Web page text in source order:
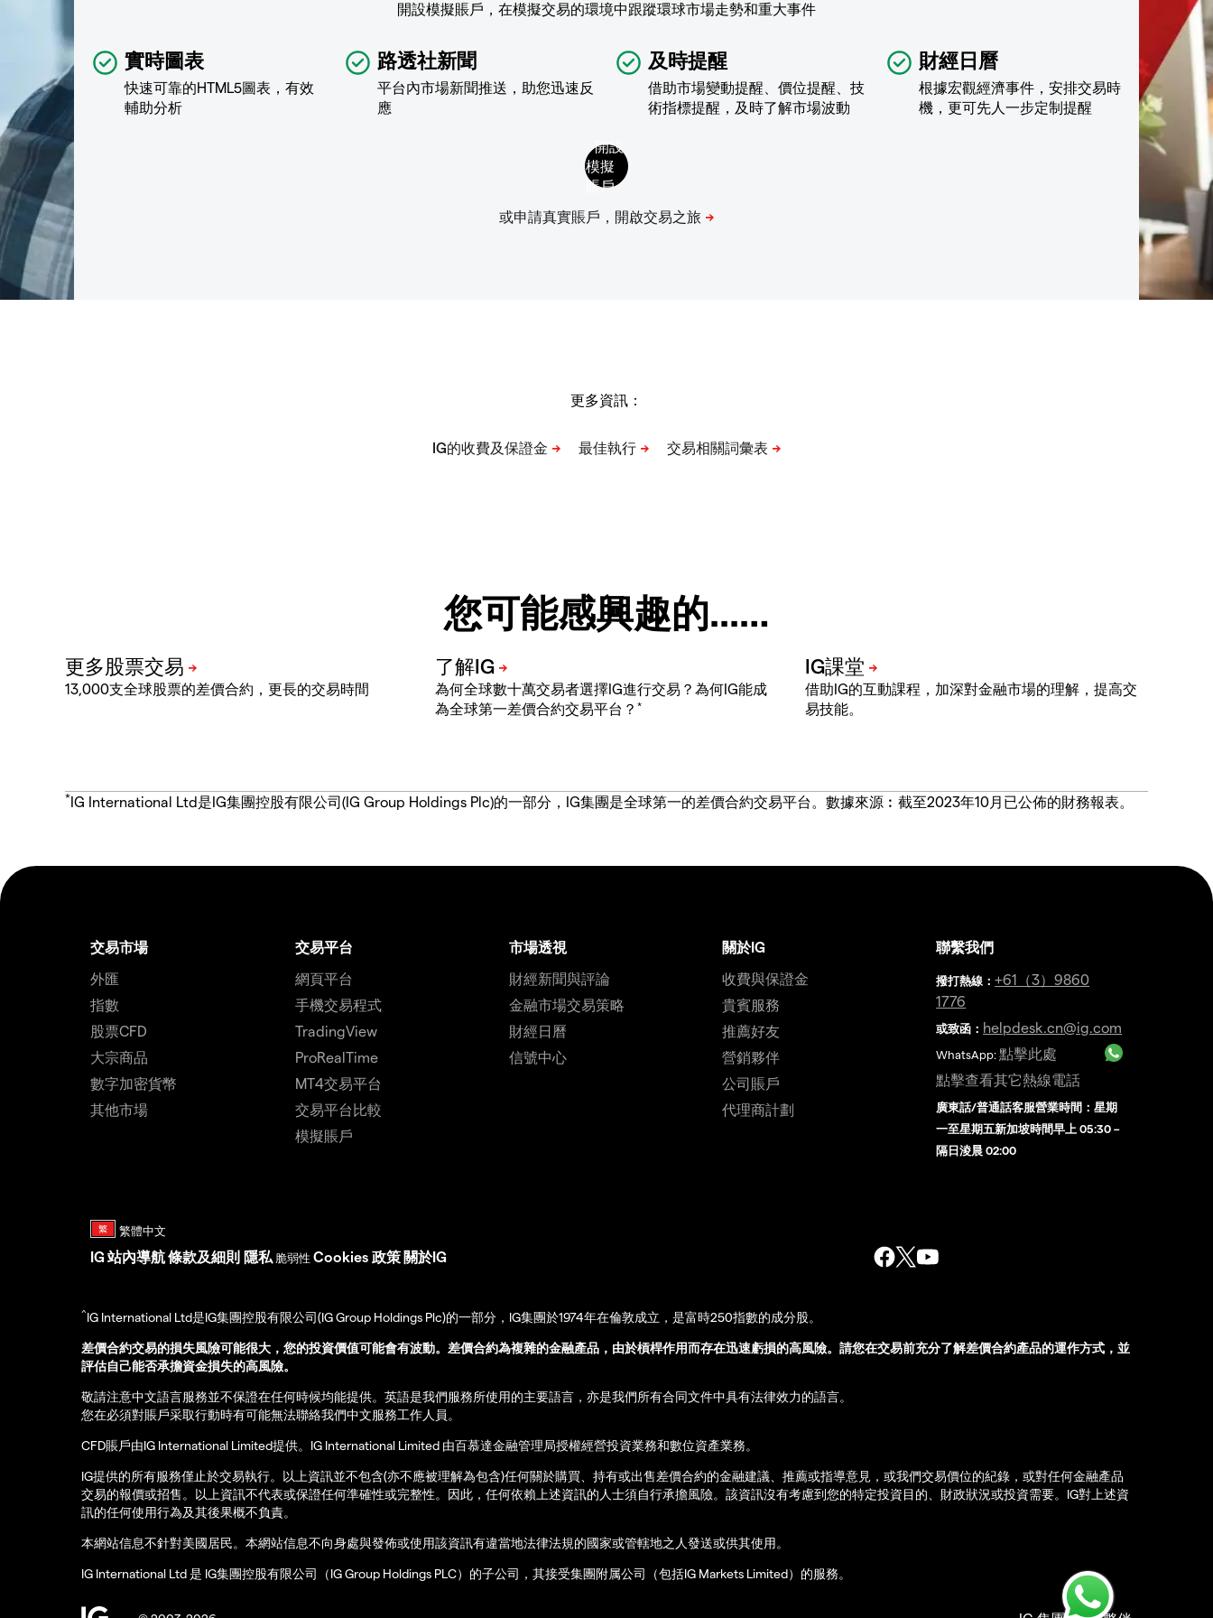
開設模擬賬戶，在模擬交易的環境中跟蹤環球市場走勢和重大事件
實時圖表
快速可靠的HTML5圖表，有效
輔助分析
路透社新聞
平台內市場新聞推送，助您迅速反
應
及時提醒
借助市場變動提醒、價位提醒、技
術指標提醒，及時了解市場波動
財經日曆
根據宏觀經濟事件，安排交易時
機，更可先人一步定制提醒
更多資訊：
您可能感興趣的...…
13,000支全球股票的差價合約，更長的交易時間
為何全球數十萬交易者選擇IG進行交易？為何IG能成
為全球第一差價合約交易平台？ *
借助IG的互動課程，加深對金融市場的理解，提高交
易技能。
*IG International Ltd是IG集團控股有限公司(IG Group Holdings Plc)的一部分，IG集團是全球第一的差價合約交易平台。數據來源︰截至2023年10月已公佈的財務報表。
交易市場
外匯
指數
股票CFD
大宗商品
數字加密貨幣
其他市場
交易平台
網頁平台
手機交易程式
TradingView
ProRealTime
MT4交易平台
交易平台比較
模擬賬戶
市場透視
財經新聞與評論
金融市場交易策略
財經日曆
信號中心
關於IG
收費與保證金
貴賓服務
推薦好友
營銷夥伴
公司賬戶
代理商計劃
聯繫我們
撥打熱線 ：+61（3）9860
1776
或致函： helpdesk.cn@ig.com
WhatsApp:點擊此處
點擊查看其它熱線電話
廣東話/普通話客服營業時間：星期
一至星期五新加坡時間早上 05:30 –
隔日淩晨 02:00
IG 站內導航條款及細則 隱私 脆弱性 Cookies 政策 關於IG
^IG International Ltd是IG集團控股有限公司(IG Group Holdings Plc)的一部分，IG集團於1974年在倫敦成立，是富時250指數的成分股。
差價合約交易的損失風險可能很大，您的投資價值可能會有波動。差價合約為複雜的金融產品，由於槓桿作用而存在迅速虧損的高風險。請您在交易前充分了解差價合約產品的運作方式，並
評估自己能否承擔資金損失的高風險。
敬請注意中文語言服務並不保證在任何時候均能提供。英語是我們服務所使用的主要語言，亦是我們所有合同文件中具有法律效力的語言。
您在必須對賬戶采取行動時有可能無法聯絡我們中文服務工作人員。
CFD賬戶由IG International Limited提供。IG International Limited 由百慕達金融管理局授權經營投資業務和數位資產業務。
IG提供的所有服務僅止於交易執行。以上資訊並不包含(亦不應被理解為包含)任何關於購買、持有或出售差價合約的金融建議、推薦或指導意見，或我們交易價位的紀錄，或對任何金融產品
交易的報價或招售。以上資訊不代表或保證任何準確性或完整性。因此，任何依賴上述資訊的人士須自行承擔風險。該資訊沒有考慮到您的特定投資目的、財政狀況或投資需要。IG對上述資
訊的任何使用行為及其後果概不負責。
本網站信息不針對美國居民。本網站信息不向身處與發佈或使用該資訊有違當地法律法規的國家或管轄地之人發送或供其使用。
IG International Ltd 是 IG集團控股有限公司（IG Group Holdings PLC）的子公司，其接受集團附属公司（包括IG Markets Limited）的服務。